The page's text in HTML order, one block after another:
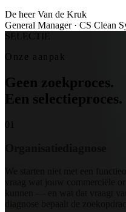
De heer Van de Kruk
General Manager · CS Clean
SELECTIE
Onze aanpak
Geen zoekproces.
Een selectieproces.
01
We starten niet met een
vraag wat jouw commerciële
kunnen — en wat dat vraagt